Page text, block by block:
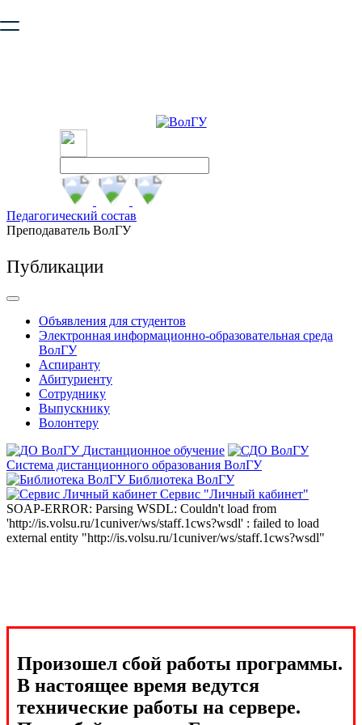
безопасную работу с сайтом. Пожалуйста
Педагогический состав
Преподаватель ВолГУ
Публикации
Объявления для студентов
Электронная информационно-образовательная среда
ВолГУ
Аспиранту
Абитуриенту
Сотруднику
Выпускнику
Волонтеру
Дистанционное обучение
Система дистанционного образования ВолГУ
Библиотека ВолГУ
Сервис "Личный кабинет"
SOAP-ERROR: Parsing WSDL: Couldn't load from
'http://is.volsu.ru/1cuniver/ws/staff.1cws?wsdl' : failed to load
external entity "http://is.volsu.ru/1cuniver/ws/staff.1cws?wsdl"
Произошел сбой работы программы.
В настоящее время ведутся
технические работы на сервере.